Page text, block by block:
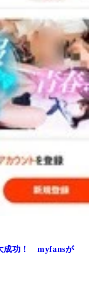
成功！ myfansが